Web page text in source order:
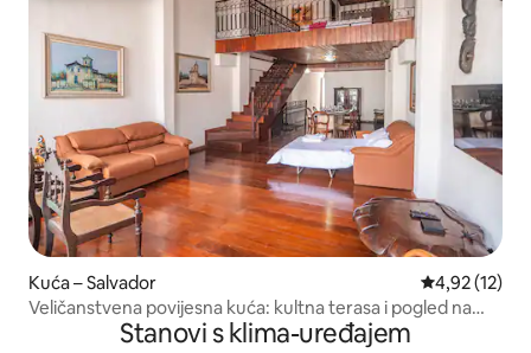
Kuća – Salvador Prosječna
4,92 (12)
Veličanstvena povijesna kuća: kultna terasa i pogled na
Stanovi s klima-uređajem